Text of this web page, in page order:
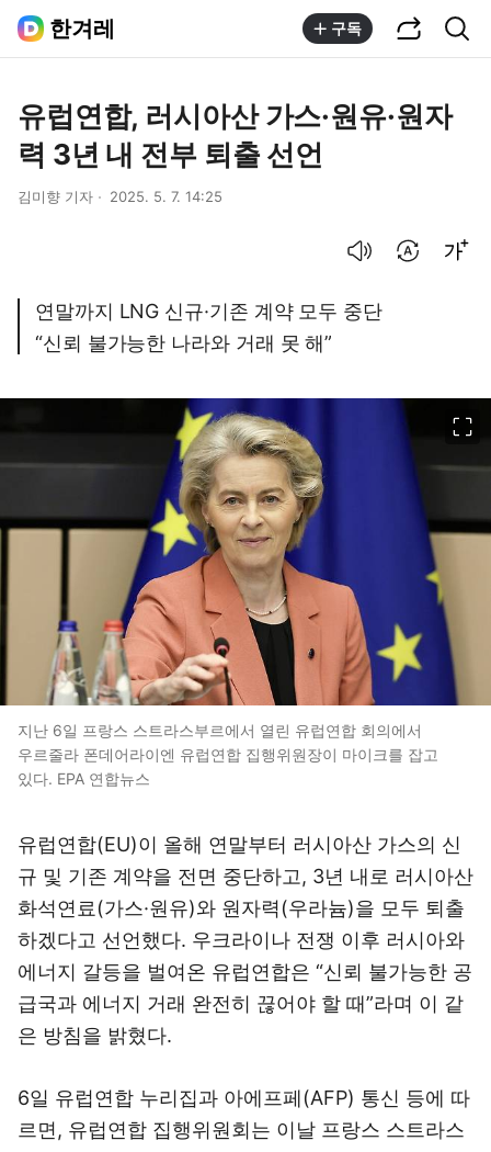
한겨레 구독
유럽연합, 러시아산 가스·원유·원자
력 3년 내 전부 퇴출 선언
김미향 기자 2025. 5. 7. 14:25
연말까지 LNG 신규·기존 계약 모두 중단
“신뢰 불가능한 나라와 거래 못 해”
지난 6일 프랑스 스트라스부르에서 열린 유럽연합 회의에서
우르줄라 폰데어라이엔 유럽연합 집행위원장이 마이크를 잡고
있다. EPA 연합뉴스
유럽연합(EU)이 올해 연말부터 러시아산 가스의 신
규 및 기존 계약을 전면 중단하고, 3년 내로 러시아산
화석연료(가스·원유)와 원자력(우라늄)을 모두 퇴출
하겠다고 선언했다. 우크라이나 전쟁 이후 러시아와
에너지 갈등을 벌여온 유럽연합은 “신뢰 불가능한 공
급국과 에너지 거래 완전히 끊어야 할 때”라며 이 같
은 방침을 밝혔다.
6일 유럽연합 누리집과 아에프페(AFP) 통신 등에 따
르면, 유럽연합 집행위원회는 이날 프랑스 스트라스